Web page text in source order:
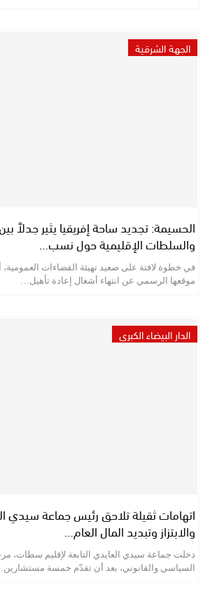
الجهة الشرقية
الحسيمة: تجديد ساحة إفريقيا يثير جدلاً
والسلطات الإقليمية حول نسب…
في خطوة لافتة على صعيد تهيئة الفضاءات
موقعها الرسمي عن انتهاء أشغال إعادة تأهيل…
الدار البيضاء الكبرى
اتهامات ثقيلة تلاحق رئيس جماعة سيدي
والابتزاز وتبديد المال العام…
دخلت جماعة سيدي العايدي التابعة لإقليم سطات،
السياسي والقانوني، بعد أن تقدّم خمسة مستشارين…